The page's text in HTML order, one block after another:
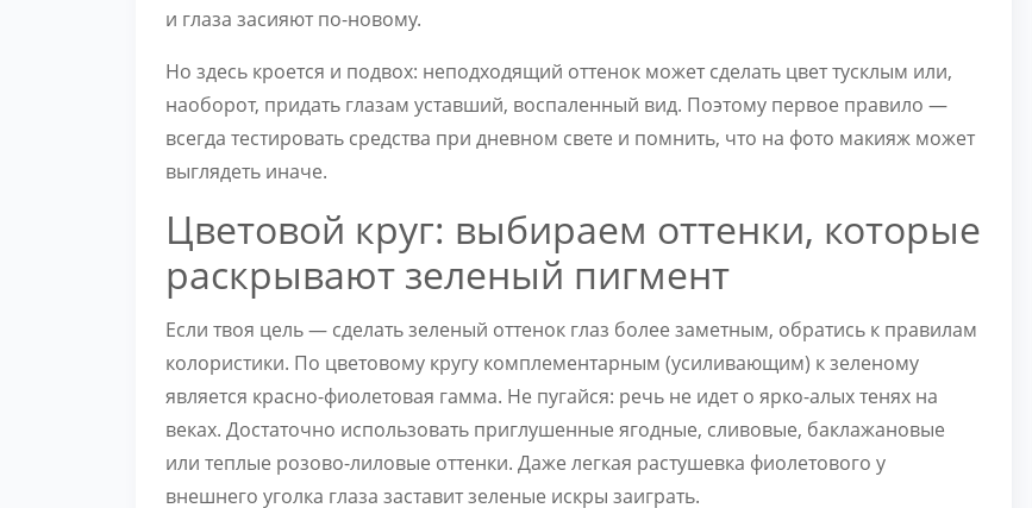
и глаза засияют по-новому.
Но здесь кроется и подвох: неподходящий оттенок может сделать цвет тусклым или,
наоборот, придать глазам уставший, воспаленный вид. Поэтому первое правило —
всегда тестировать средства при дневном свете и помнить, что на фото макияж может
выглядеть иначе.
Цветовой круг: выбираем оттенки, которые
раскрывают зеленый пигмент
Если твоя цель — сделать зеленый оттенок глаз более заметным, обратись к правилам
колористики. По цветовому кругу комплементарным (усиливающим) к зеленому
является красно-фиолетовая гамма. Не пугайся: речь не идет о ярко-алых тенях на
веках. Достаточно использовать приглушенные ягодные, сливовые, баклажановые
или теплые розово-лиловые оттенки. Даже легкая растушевка фиолетового у
внешнего уголка глаза заставит зеленые искры заиграть.